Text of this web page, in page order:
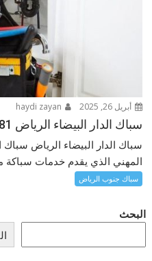
أبريل 26, 2025
سباك الدار البيضاء الرياض 0576833681
سباك الدار البيضاء الرياض
المهني الذي يقدم خدمات
سباك جنوب الرياض
البحث